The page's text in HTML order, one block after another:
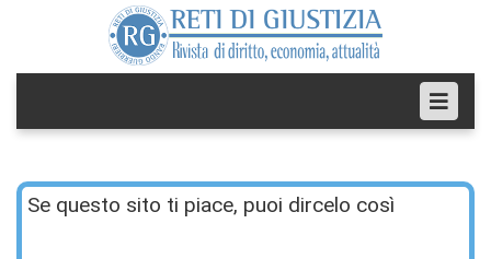
Se questo sito ti piace, puoi dircelo così